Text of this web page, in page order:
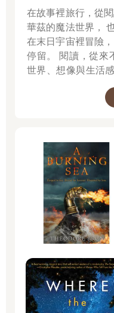
不管是不是誤會，田邊這
都拉不回來。
就在泰山的心情從無論如
的時候。
「你才上任一年喔。」
會坐上首相的大位了。不
的決定。我田邊靖一言既
少騙人了。
泰山定定地看著田邊，內
明說會誠心誠意地完成自
「我明白了。」
泰山說道，雙手拍著膝蓋
能迅速做出決斷的男人。
止你。那我就把這件事告
泰山不屑地看著眼前這位
男人，腦海中充滿了一波
兩任首相都不負責任地中
導致國民對長久以來把持
在故事裡旅行，從閱讀遇見世
華茲的魔法世界，
在末日宇宙裡冒險
停留。 閱讀，從來不只是閱讀。 而是一場關於
世界、想像與生活感的旅行。